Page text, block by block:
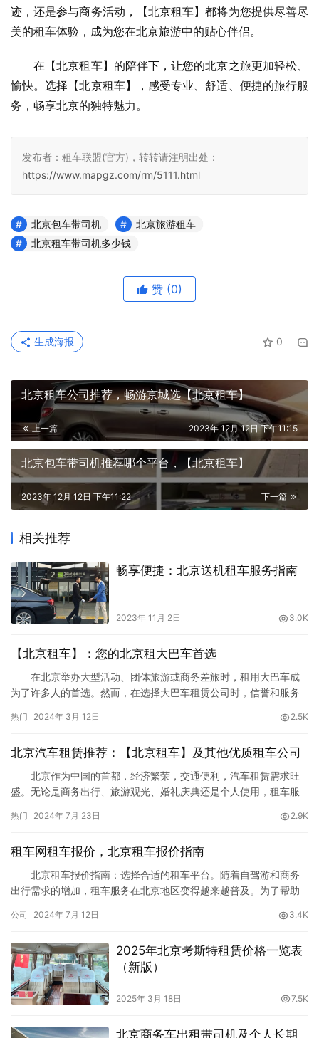
迹，还是参与商务活动，【北京租车】都将为您提供尽善尽
美的租车体验，成为您在北京旅游中的贴心伴侣。
在【北京租车】的陪伴下，让您的北京之旅更加轻松、
愉快。选择【北京租车】，感受专业、舒适、便捷的旅行服
务，畅享北京的独特魅力。
发布者：租车联盟(官方)，转转请注明出处：
https://www.mapgz.com/rm/5111.html
北京包车带司机
北京旅游租车
北京租车带司机多少钱
赞 (0)
0
生成海报
北京租车公司推荐，畅游京城选【北京租车】
上一篇 2023年 12月 12日 下午11:15
北京包车带司机推荐哪个平台，【北京租车】
下一篇
2023年 12月 12日 下午11:22
相关推荐
畅享便捷：北京送机租车服务指南
2023年 11月 2日 3.0K
【北京租车】：您的北京租大巴车首选
在北京举办大型活动、团体旅游或商务差旅时，租用大巴车成
为了许多人的首选。然而，在选择大巴车租赁公司时，信誉和服务
丰富的经验和卓越的服务，为您提供全方位的大巴车租赁解决方
豪华大巴、中型巴士和小型客车等多种车型，满足您不同规模和需
求的团体出…
热门 2024年 3月 12日 2.5K
北京汽车租赁推荐：【北京租车】及其他优质租车公司
北京作为中国的首都，经济繁荣，交通便利，汽车租赁需求旺
盛。无论是商务出行、旅游观光、婚礼庆典还是个人使用，租车服
汽车租赁服务，尤其是【北京租车】的优势，并推荐几家优质的租
租车】简介 1. 公司背景 【北京租车】是中国领先的汽车租
热门 2024年 7月 23日 2.9K
租车网租车报价，北京租车报价指南
北京租车报价指南：选择合适的租车平台。随着自驾游和商务
出行需求的增加，租车服务在北京地区变得越来越普及。为了帮助
报价及其在北京地区的服务，帮助您在租车时做出明智的选择。
牌，以其优质的服务和多样的车型选择受到广泛好评。 报价：
…
公司 2024年 7月 12日 3.4K
2025年北京考斯特租赁价格一览表
（新版）
2025年 3月 18日 7.5K
北京商务车出租带司机及个人长期